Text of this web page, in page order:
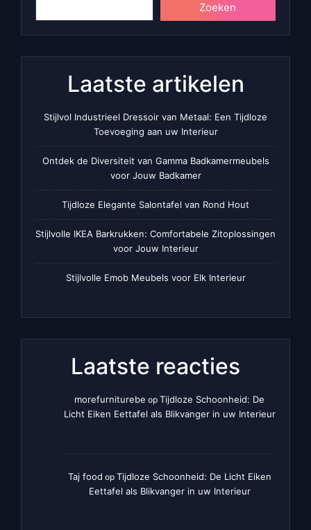
Zoeken
Laatste artikelen
Stijlvol Industrieel Dressoir van Metaal: Een Tijdloze
Toevoeging aan uw Interieur
Ontdek de Diversiteit van Gamma Badkamermeubels
voor Jouw Badkamer
Tijdloze Elegante Salontafel van Rond Hout
Stijlvolle IKEA Barkrukken: Comfortabele Zitoplossingen
voor Jouw Interieur
Stijlvolle Emob Meubels voor Elk Interieur
Laatste reacties
morefurniturebe op Tijdloze Schoonheid: De
Licht Eiken Eettafel als Blikvanger in uw Interieur
Taj food op Tijdloze Schoonheid: De Licht Eiken
Eettafel als Blikvanger in uw Interieur